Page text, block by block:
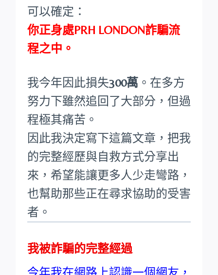
可以確定：
你正身處PRH LONDON詐騙流
程之中。
我今年因此損失300萬 。在多方
努力下雖然追回了大部分，但過
程極其痛苦。
因此我決定寫下這篇文章，把我
的完整經歷與自救方式分享出
來，希望能讓更多人少走彎路，
也幫助那些正在尋求協助的受害
者。
我被詐騙的完整經過
今年我在網路上認識一個網友，